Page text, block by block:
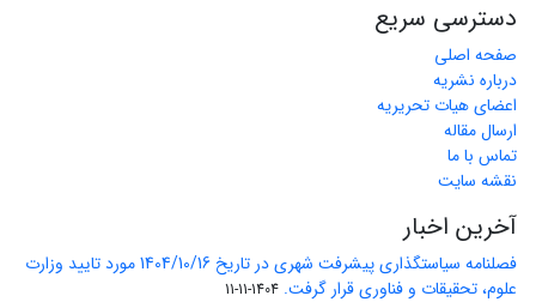
دسترسی سریع
صفحه اصلی
درباره نشریه
اعضای هیات تحریریه
ارسال مقاله
تماس با ما
نقشه سایت
آخرین اخبار
فصلنامه سیاستگذاری پیشرفت شهری در تاریخ 1404/10/16 مورد تایید وزارت
علوم، تحقیقات و فناوری قرار گرفت. 1404-11-11